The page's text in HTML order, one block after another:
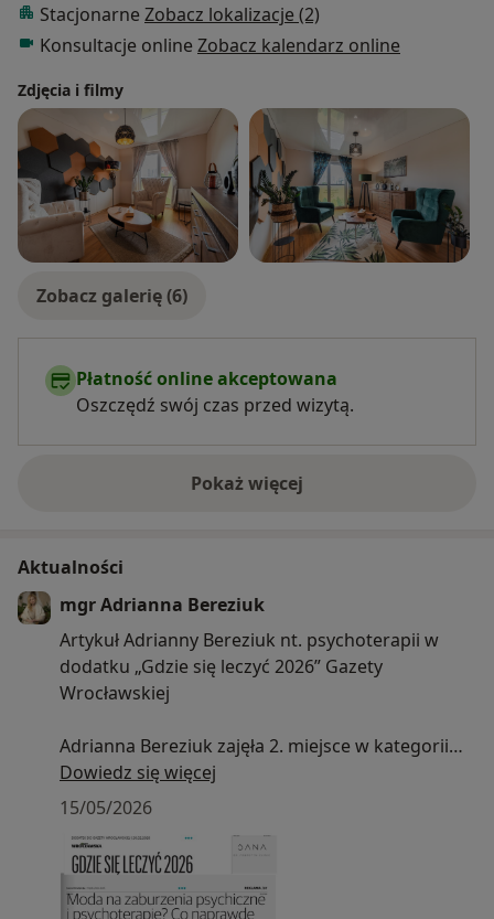
Stacjonarne Zobacz lokalizacje (2)
Konsultacje online Zobacz kalendarz online
Zdjęcia i filmy
Zobacz galerię (6)
Płatność online akceptowana
Oszczędź swój czas przed wizytą.
Pokaż więcejo doświadczeniu
Aktualności
mgr Adrianna Bereziuk
Artykuł Adrianny Bereziuk nt. psychoterapii w
dodatku „Gdzie się leczyć 2026” Gazety
Wrocławskiej
Adrianna Bereziuk zajęła 2. miejsce w kategorii
Psycholog / Psychoterapeuta w województwie
dolnośląskim w prestiżowym plebiscycie
Dowiedz się więcej
15/05/2026